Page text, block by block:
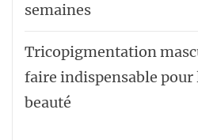
semaines
Tricopigmentation
faire indispensable pour
beauté